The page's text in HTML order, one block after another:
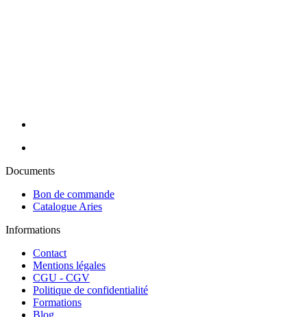
Documents
Bon de commande
Catalogue Aries
Informations
Contact
Mentions légales
CGU - CGV
Politique de confidentialité
Formations
Blog